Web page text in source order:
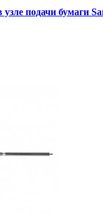
подачи бумаги